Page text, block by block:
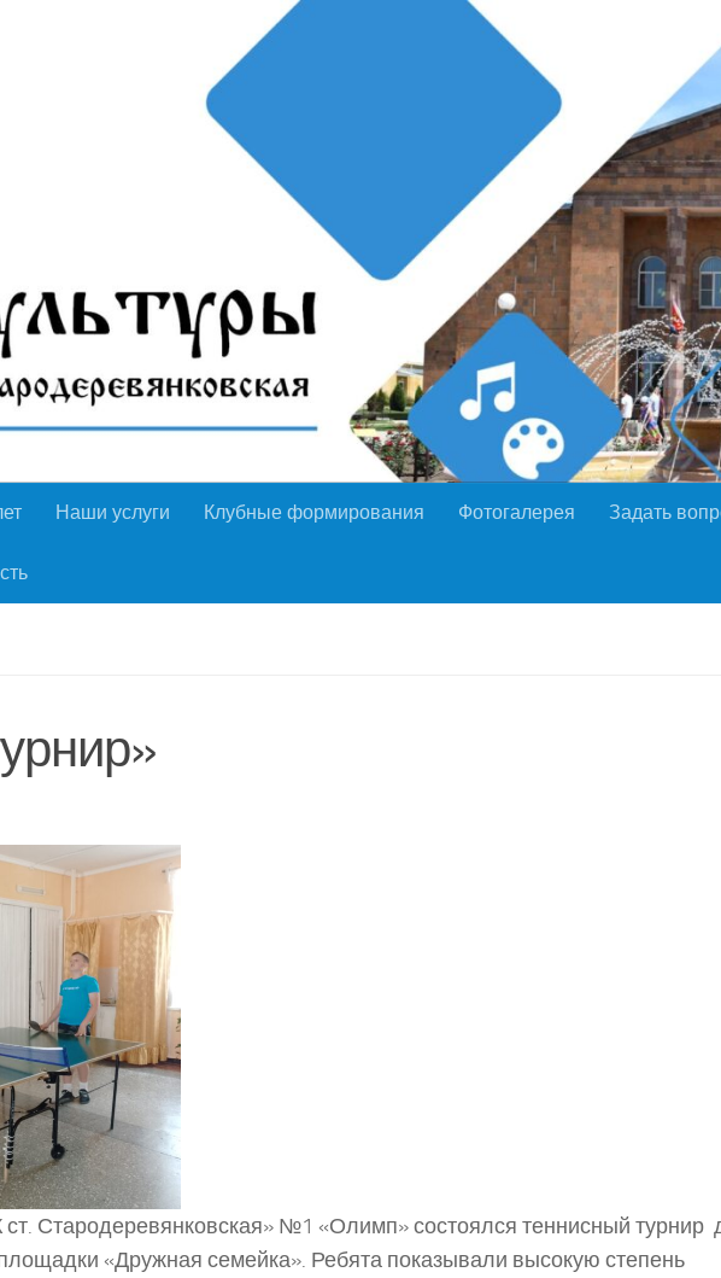
Наши услуги Клубные формирования Фотогалерея Задать
Стародеревянковская» №1 «Олимп» состоялся теннисный турнир
«Дружная семейка». Ребята показывали высокую степень